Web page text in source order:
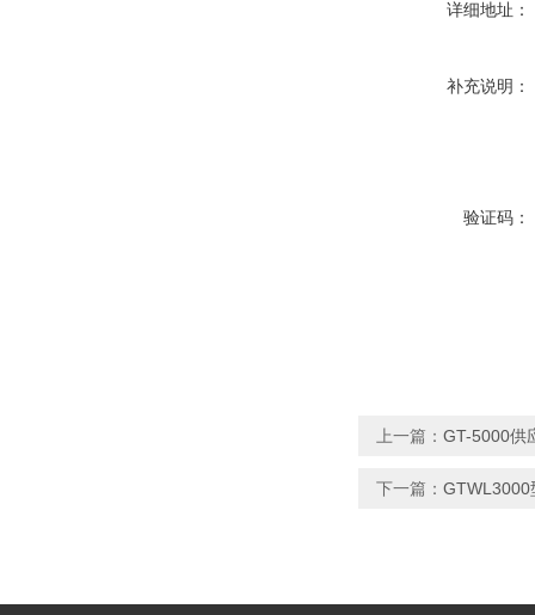
详细地址：
补充说明：
验证码：
上一篇： GT-5000供
下一篇： GTWL3000